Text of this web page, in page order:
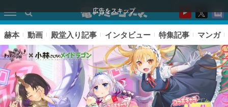
広告をスキップ
赫本 動画 殿堂入り記事 インタビュー 特集記事 マンガ